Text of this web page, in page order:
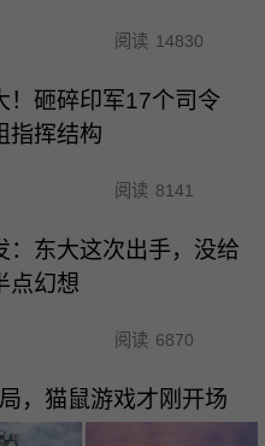
阅读 14830
！砸碎印军17个司令
指挥结构
阅读 8141
：东大这次出手，没给
点幻想
阅读 6870
，猫鼠游戏才刚开场